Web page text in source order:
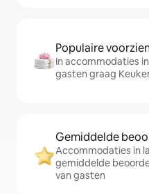
Populaire
In accommodaties
gasten graag
Gemiddelde
Accommodaties in
gemiddelde
van gasten